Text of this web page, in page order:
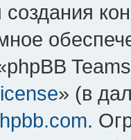
создания
» (в
.